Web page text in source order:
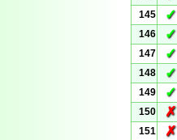
145
✓
146
✓
147
✓
148
✓
149
✓
150
✗
151
✗